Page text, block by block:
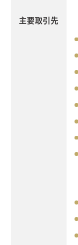
主要取引先